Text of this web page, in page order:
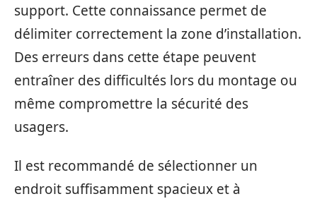
support. Cette connaissance permet de
délimiter correctement la zone d’installation.
Des erreurs dans cette étape peuvent
entraîner des difficultés lors du montage ou
même compromettre la sécurité des
usagers.
Il est recommandé de sélectionner un
endroit suffisamment spacieux et à